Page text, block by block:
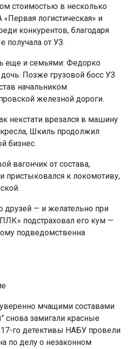
стоимостью в несколько
логистическая» и
конкурентов, благодаря
получала от УЗ.
еще и семьями: Федорко
Позже грузовой босс УЗ
начальником
железной дороги.
некстати врезался в машину
Шкиль продолжил
бизнес.
вагончик от состава,
пристыковался к локомотиву,
друзей — и желательно при
подстраховал его кум —
подведомственна
мчащими составами
снова замигали красные
го детективы НАБУ провели
по делу о незаконном